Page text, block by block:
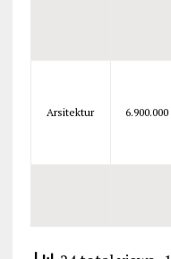
Arsitektur 6.900.000